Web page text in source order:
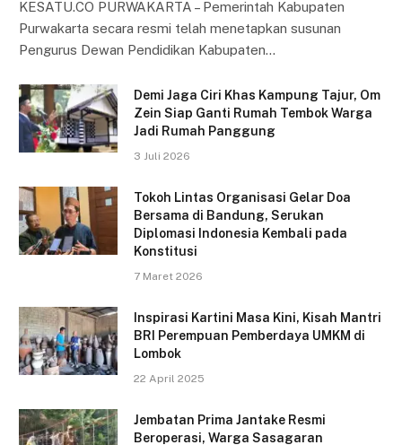
KESATU.CO PURWAKARTA – Pemerintah Kabupaten
Purwakarta secara resmi telah menetapkan susunan
Pengurus Dewan Pendidikan Kabupaten…
Demi Jaga Ciri Khas Kampung Tajur, Om
Zein Siap Ganti Rumah Tembok Warga
Jadi Rumah Panggung
3 Juli 2026
Tokoh Lintas Organisasi Gelar Doa
Bersama di Bandung, Serukan
Diplomasi Indonesia Kembali pada
Konstitusi
7 Maret 2026
Inspirasi Kartini Masa Kini, Kisah Mantri
BRI Perempuan Pemberdaya UMKM di
Lombok
22 April 2025
Jembatan Prima Jantake Resmi
Beroperasi, Warga Sasagaran